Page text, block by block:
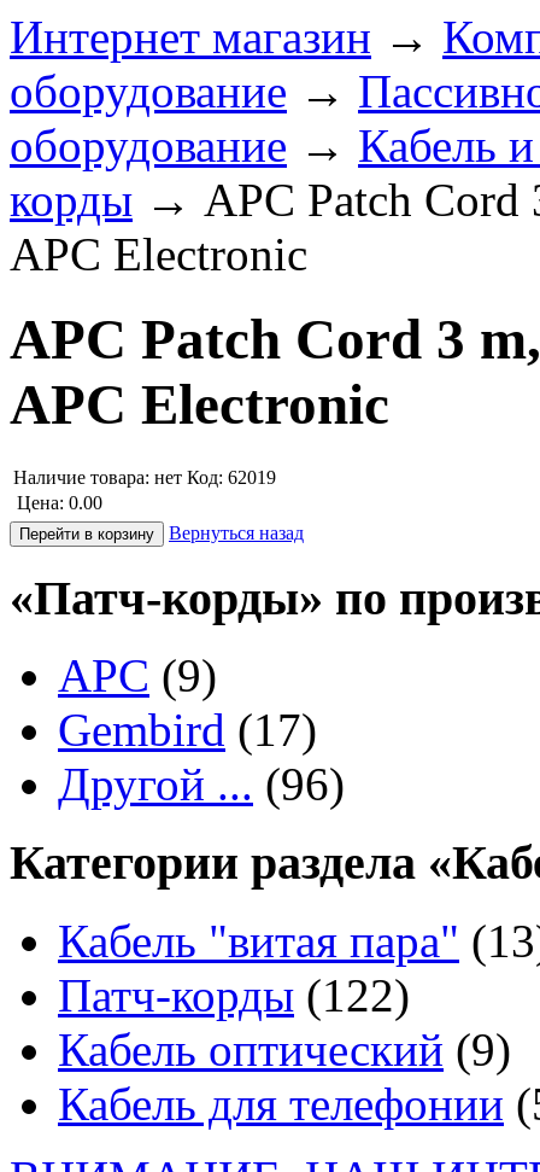
Интернет магазин →
оборудование →
оборудование → Кабель
корды → APC Patch Cord
APC Electronic
APC Patch Cord 3
APC Electronic
Наличие товара: нет Код: 62019
Цена: 0.00
Вернуться назад
«Патч-корды» по
APC (9)
Gembird (17)
Другой ... (96)
Категории раздела
Кабель "витая пара"
Патч-корды (122)
Кабель оптический (9)
Кабель для телефонии